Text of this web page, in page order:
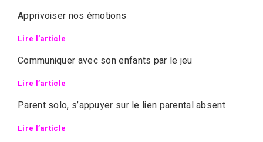
Apprivoiser nos émotions
Lire l’article
Communiquer avec son enfants par le jeu
Lire l’article
Parent solo, s’appuyer sur le lien parental absent
Lire l’article